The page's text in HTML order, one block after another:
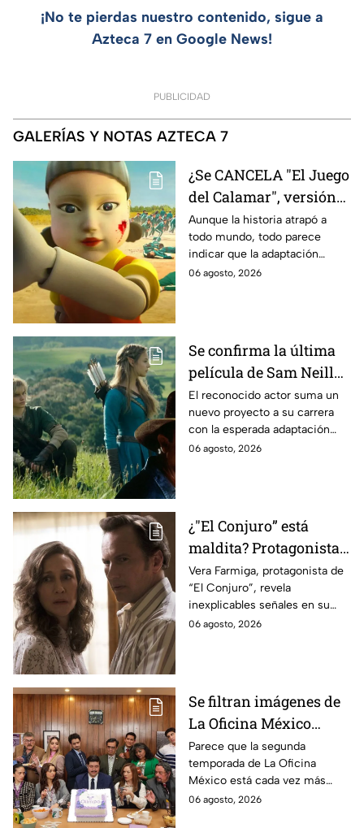
¡No te pierdas nuestro contenido, sigue a
Azteca 7 en Google News!
PUBLICIDAD
GALERÍAS Y NOTAS AZTECA 7
¿Se CANCELA "El Juego
del Calamar", versión
Estados Unidos? Esto
es lo que se sabe al
momento
Aunque la historia atrapó a
todo mundo, todo parece
indicar que la adaptación
podría ser cancelada:
06 agosto, 2026
Se confirma la última
película de Sam Neill
antes de morir: esto es
lo que se sabe hasta
ahora
El reconocido actor suma un
nuevo proyecto a su carrera
con la esperada adaptación
cinematográfica del popular
06 agosto, 2026
¿"El Conjuro” está
maldita? Protagonista
revela INQUIETANTES
señales en su cuerpo
durante la grabación de
la película
Vera Farmiga, protagonista de
“El Conjuro”, revela
inexplicables señales en su
cuerpo durante el rodaje de la
06 agosto, 2026
Se filtran imágenes de
La Oficina México
temporada 2 y un
detalle desata teorías
entre los fans
Parece que la segunda
temporada de La Oficina
México está cada vez más
cerca, pues el elenco ya se
06 agosto, 2026